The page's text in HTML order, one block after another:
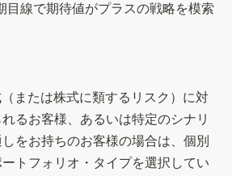
目線で期待値がプラスの戦略を模索
または株式に類するリスク）に対
るお客様、あるいは特定のシナリ
をお持ちのお客様の場合は、個別
トフォリオ・タイプを選択してい